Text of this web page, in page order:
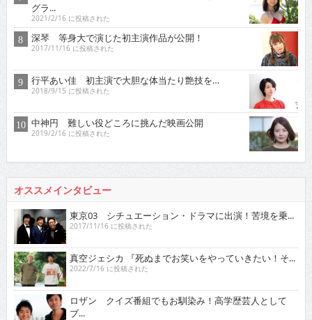
グラ...
2021/2/16 に投稿された
深琴 等身大で演じた初主演作品が公開！
2017/11/16 に投稿された
行平あい佳 初主演で大胆な体当たり艶技を…
2018/9/15 に投稿された
中神円 難しい役どころに挑んだ映画公開
2019/2/16 に投稿された
オススメインタビュー
東京03 シチュエーション・ドラマに出演！苦境を乗...
2017/11/16 に投稿された
真空ジェシカ 『死ぬまでお笑いをやっていきたい！そ...
2022/7/16 に投稿された
ロザン クイズ番組でもお馴染み！高学歴芸人として
ブ...